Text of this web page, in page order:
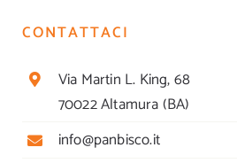
CONTATTACI
Via Martin L. King, 68
70022 Altamura (BA)
info@panbisco.it